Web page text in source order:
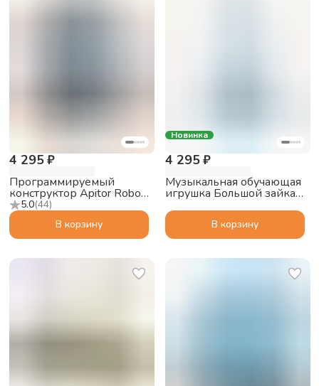
5.0(44)
4 295 ₽
Программируемый
конструктор Apitor Robot
J 6в1
В корзину
Новинка
4 295 ₽
Музыкальная обучающая
игрушка Большой зайка
Bluetooth колонки, синий
В корзину